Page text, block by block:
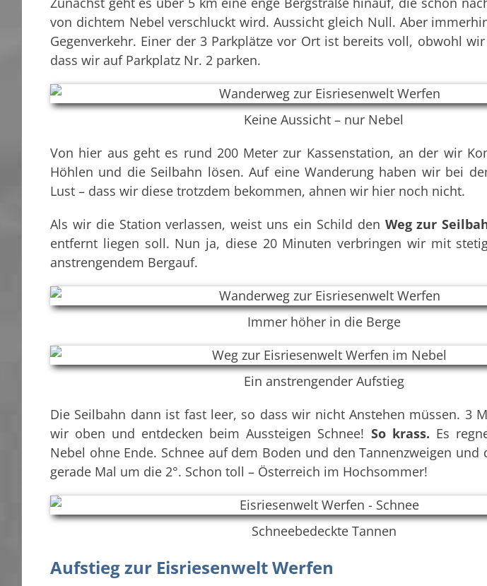
von dichtem Nebel verschluckt wird. Aussicht gleich Null. Aber
Gegenverkehr. Einer der 3 Parkplätze vor Ort ist bereits voll, obwohl
dass wir auf Parkplatz Nr. 2 parken.
Keine Aussicht – nur Nebel
Von hier aus geht es rund 200 Meter zur Kassenstation, an der wir
Höhlen und die Seilbahn lösen. Auf eine Wanderung haben wir bei
Lust – dass wir diese trotzdem bekommen, ahnen wir hier noch nicht.
Als wir die Station verlassen, weist uns ein Schild den Weg zur
entfernt liegen soll. Nun ja, diese 20 Minuten verbringen wir mit
anstrengendem Bergauf.
Immer höher in die Berge
Ein anstrengender Aufstieg
Die Seilbahn dann ist fast leer, so dass wir nicht Anstehen müssen. 3
wir oben und entdecken beim Aussteigen Schnee! So krass. Es
Nebel ohne Ende. Schnee auf dem Boden und den Tannenzweigen und
gerade Mal um die 2°. Schon toll – Österreich im Hochsommer!
Schneebedeckte Tannen
Aufstieg zur Eisriesenwelt Werfen